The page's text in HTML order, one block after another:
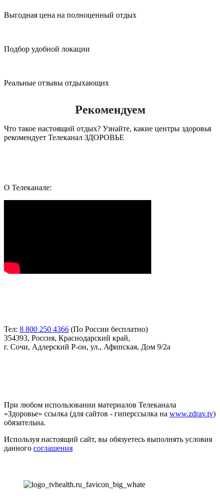
Выгодная цена на полноценный отдых
Подбор удобной локации
Реальные отзывы отдыхающих
Рекомендуем
Что такое настоящий отдых? Узнайте, какие центры здоровья
рекомендует Телеканал ЗДОРОВЬЕ
О Телеканале:
Тел: 8 800 250 4366 (По России бесплатно)
354393, Россия, Краснодарский край,
г. Сочи, Адлерский Р-он, ул., Афипская, Дом 9/2а
При любом использовании материалов Телеканала
«Здоровье» ссылка (для сайтов - гиперссылка на www.zdrav.tv)
обязательна.
Используя настоящий сайт, вы обязуетесь выполнять условия
данного соглашения